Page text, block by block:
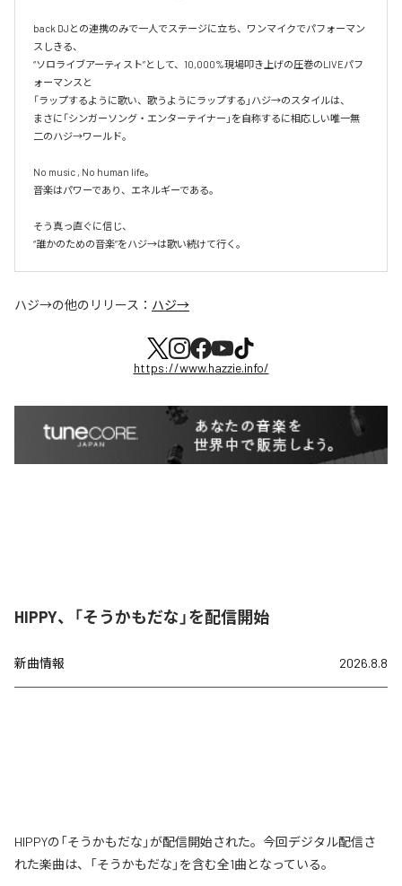
back DJとの連携のみで一人でステージに立ち、ワンマイクでパフォーマン
スしきる、
“ソロライブアーティスト”として、10,000%現場叩き上げの圧巻のLIVEパフ
ォーマンスと
「ラップするように歌い、歌うようにラップする」ハジ→のスタイルは、
まさに「シンガーソング・エンターテイナー」を自称するに相応しい唯一無
二のハジ→ワールド。
No music , No human life。
音楽はパワーであり、エネルギーである。
そう真っ直ぐに信じ、
ハジ→の他のリリース： ハジ→
https://www.hazzie.info/
HIPPY、「そうかもだな」を配信開始
新曲情報 2026.8.8
HIPPYの「そうかもだな」が配信開始された。今回デジタル配信さ
れた楽曲は、「そうかもだな」を含む全1曲となっている。